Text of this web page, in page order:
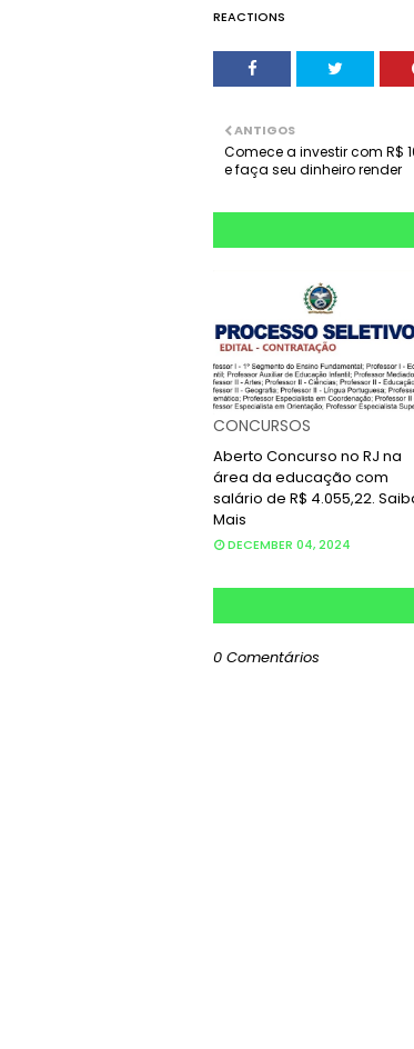
REACTIONS
ANTIGOS
Comece a investir com R$
e faça seu dinheiro render
CONCURSOS
Aberto Concurso no RJ na
área da educação com
salário de R$ 4.055,22.
Mais
DECEMBER 04, 2024
0 Comentários